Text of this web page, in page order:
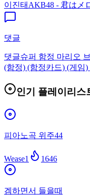
이진태 AKB48 - 君はメ
댓글
댓글슈퍼 함정 마리오
(함정) (함정카드) (게임)
인기 플레이리스
피아노곡 위주44
Wease1 1646
겜하면서 들을때